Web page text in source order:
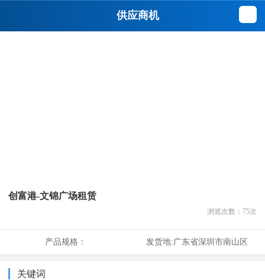
供应商机
创富港-文锦广场租赁
浏览次数： 75次
产品规格： 发货地:广东省深圳市南山区
关键词